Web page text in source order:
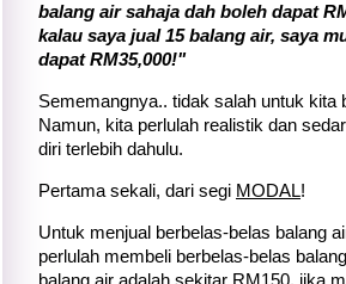
balang air sahaja dah boleh dapat
kalau saya jual 15 balang air, saya
dapat RM35,000!"
Sememangnya.. tidak salah untuk kita
Namun, kita perlulah realistik dan
diri terlebih dahulu.
Pertama sekali, dari segi MODAL!
Untuk menjual berbelas-belas balang
perlulah membeli berbelas-belas
balang air adalah sekitar RM150, jika